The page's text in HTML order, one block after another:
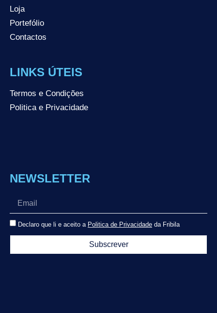
Loja
Portefólio
Contactos
LINKS ÚTEIS
Termos e Condições
Politica e Privacidade
NEWSLETTER
Declaro que li e aceito a Politica de Privacidade da Fribila
Subscrever